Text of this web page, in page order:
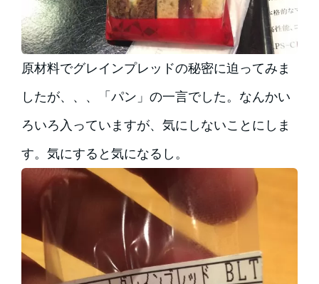
原材料でグレインプレッドの秘密に迫ってみま
したが、、、「パン」の一言でした。なんかい
ろいろ入っていますが、気にしないことにしま
す。気にすると気になるし。